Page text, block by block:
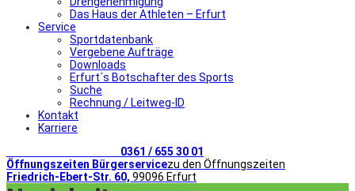
Das Haus der Athleten – Erfurt
Service
Sportdatenbank
Vergebene Aufträge
Downloads
Erfurt´s Botschafter des Sports
Suche
Rechnung / Leitweg-ID
Kontakt
Karriere
0361 / 655 30 01
Öffnungszeiten Bürgerservicezu den Öffnungszeiten
Friedrich-Ebert-Str. 60, 99096 Erfurt